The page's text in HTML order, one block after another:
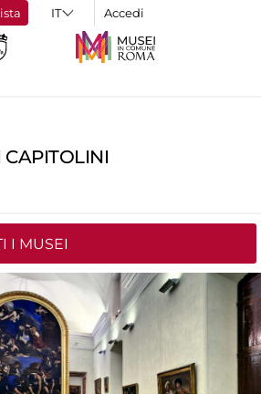
Accedi
CAPITOLINI
I MUSEI